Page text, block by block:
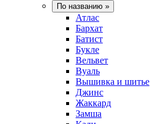
По названию »
Атлас
Бархат
Батист
Букле
Вельвет
Вуаль
Вышивка и шитье
Джинс
Жаккард
Замша